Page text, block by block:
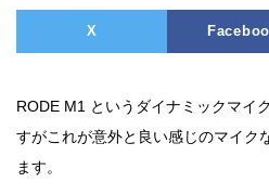
X
RODE M1 というダイナミックマイ
すがこれが意外と良い感じのマイク
ます。